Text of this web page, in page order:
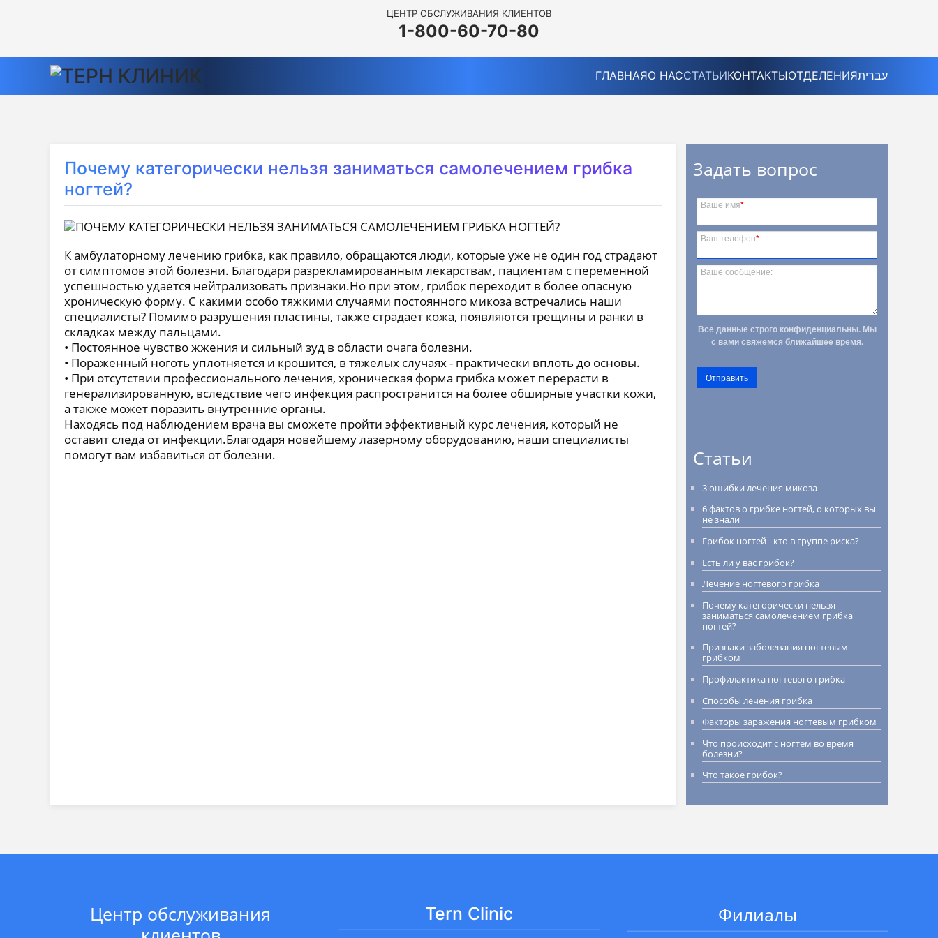
ЦЕНТР ОБСЛУЖИВАНИЯ КЛИЕНТОВ
1-800-60-70-80
ГЛАВНАЯО НАССТАТЬИКОНТАКТЫОТДЕЛЕНИЯעברית
Почему категорически нельзя заниматься самолечением грибка
ногтей?
К амбулаторному лечению грибка, как правило, обращаются люди, которые уже не один год страдают
от симптомов этой болезни. Благодаря разрекламированным лекарствам, пациентам с переменной
успешностью удается нейтрализовать признаки.Но при этом, грибок переходит в более опасную
хроническую форму. С какими особо тяжкими случаями постоянного микоза встречались наши
специалисты? Помимо разрушения пластины, также страдает кожа, появляются трещины и ранки в
складках между пальцами.
• Постоянное чувство жжения и сильный зуд в области очага болезни.
• Пораженный ноготь уплотняется и крошится, в тяжелых случаях - практически вплоть до основы.
• При отсутствии профессионального лечения, хроническая форма грибка может перерасти в
генерализированную, вследствие чего инфекция распространится на более обширные участки кожи,
а также может поразить внутренние органы.
Находясь под наблюдением врача вы сможете пройти эффективный курс лечения, который не
оставит следа от инфекции.Благодаря новейшему лазерному оборудованию, наши специалисты
помогут вам избавиться от болезни.
Задать вопрос
Ваше имя*
Ваш телефон*
Ваше сообщение:
Все данные строго конфиденциальны. Мы
с вами свяжемся ближайшее время.
Отправить
Статьи
3 ошибки лечения микоза
6 фактов о грибке ногтей, о которых вы
не знали
Грибок ногтей - кто в группе риска?
Есть ли у вас грибок?
Лечение ногтевого грибка
Почему категорически нельзя
заниматься самолечением грибка
ногтей?
Признаки заболевания ногтевым
грибком
Профилактика ногтевого грибка
Способы лечения грибка
Факторы заражения ногтевым грибком
Что происходит с ногтем во время
болезни?
Что такое грибок?
Центр обслуживания
Tern Clinic Филиалы